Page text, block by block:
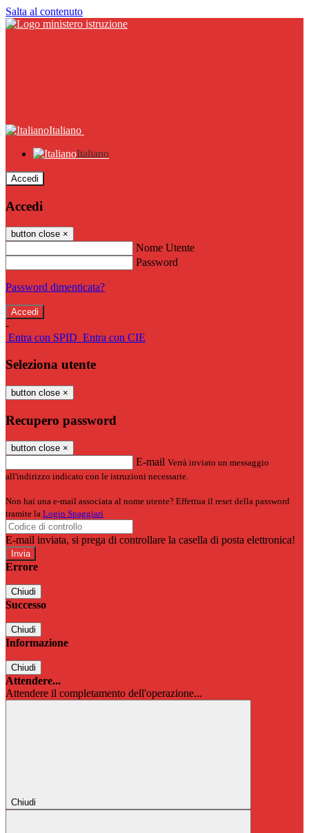
Salta al contenuto
Italiano
Italiano
Accedi
Accedi
button close ×
Nome Utente
Password
Password dimenticata?
-
Entra con SPID Entra con CIE
Seleziona utente
button close ×
Recupero password
button close ×
E-mail Verrà inviato un messaggio
all'indirizzo indicato con le istruzioni necessarie.
Non hai una e-mail associata al nome utente? Effettua il reset della password
tramite la Login Spaggiari
E-mail inviata, si prega di controllare la casella di posta elettronica!
Errore
Chiudi
Successo
Chiudi
Informazione
Chiudi
Attendere...
Attendere il completamento dell'operazione...
Chiudi